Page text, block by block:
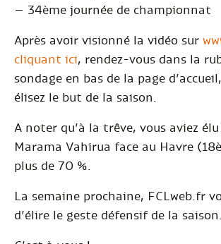
– 34ème journée de championnat
Après avoir visionné la vidéo sur
cliquant ici, rendez-vous dans la
sondage en bas de la page
élisez le but de la saison.
A noter qu’à la trêve, vous aviez
Marama Vahirua face au Havre
plus de 70 %.
La semaine prochaine, FCLweb.fr
d’élire le geste défensif de la saison.